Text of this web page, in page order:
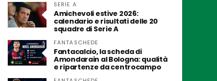
SERIE A
Amichevoli estive 2026:
calendario e risultati delle 20
squadre di Serie A
FANTASCHEDE
Fantacalcio, la scheda di
Amondarain al Bologna: qualità
e ripartenze da centrocampo